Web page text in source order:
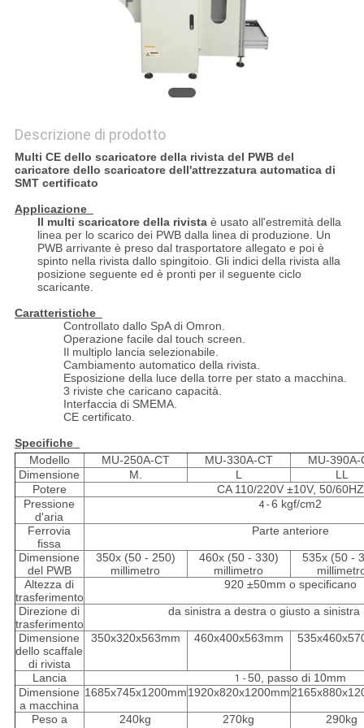
Descrizione di prodotto
Multi CE dello scaricatore della rivista del PWB del
caricatore dello scaricatore dell'attrezzatura automatica di
SMT certificato
Applicazione
Il multi scaricatore della rivistaè usato all'estremità della
linea per lo scarico dei PWB dalla linea di produzione. Un
PWB arrivante è preso dal trasportatore allegato e poi è
spinto nella rivista dallo spingitoio. Gli indici della rivista alla
posizione seguente ed è pronti per il seguente ciclo
scaricante.
Caratteristiche
Controllato dallo SpA di Omron.
Operazione facile dal touch screen.
Il multiplo lancia selezionabile.
Cambiamento automatico della rivista.
Esposizione della luce della torre per stato a macchina.
3 riviste che caricano capacità.
Interfaccia di SMEMA.
CE certificato.
Specifiche
Modello
MU-250A-CT MU-330A-CT
MU-390A-
Dimensione
M. L
LL
Potere
CA 110/220V ±10V, 50/60HZ
Pressione
d'aria
4 -6 kgf/cm2
Ferrovia
fissa
Parte anteriore
Dimensione
del PWB
350x (50 - 250)
millimetro
460x (50 - 330)
millimetro
535x (50 -
Altezza di
trasferimento
920 ±50mm o specificano
Direzione di
trasferimento
da sinistra a destra o giusto a sinistra
Dimensione
dello scaffale
di rivista
350x320x563mm 460x400x563mm
Lancia 1 - 50, passo di 10mm
Dimensione
a macchina
1685x745x1200mm1920x820x1200mm
Peso a
240kg 270kg 290kg